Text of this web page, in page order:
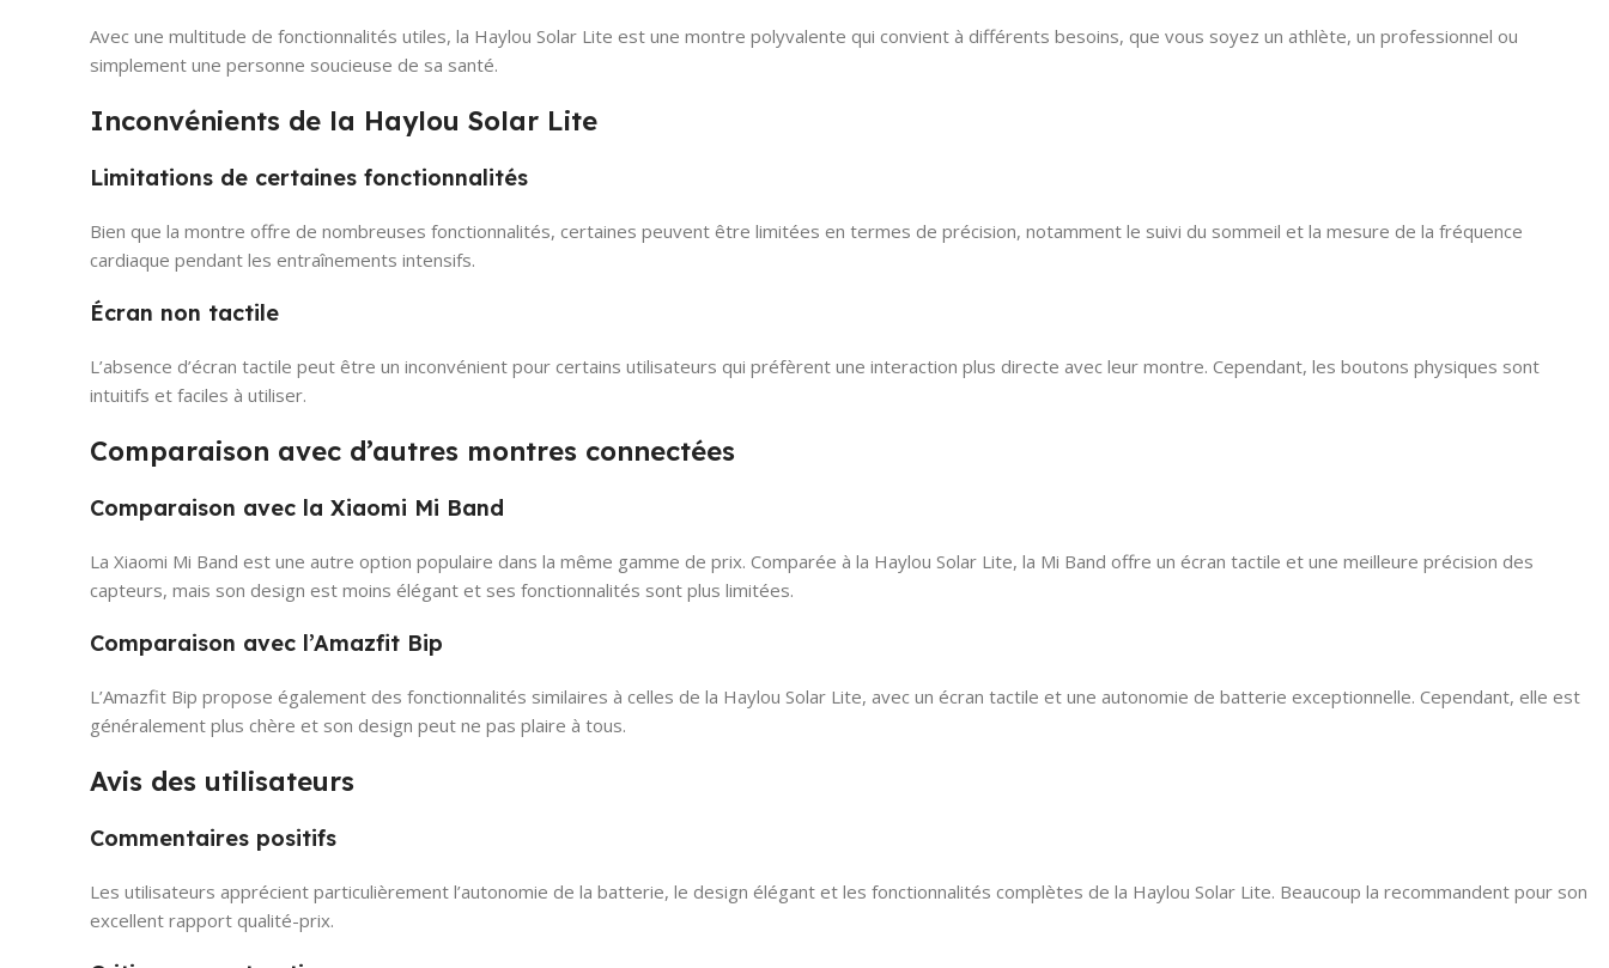
Avec une multitude de fonctionnalités utiles, la Haylou Solar Lite est une montre polyvalente qui convient à différents besoins, que vous soyez un athlète, un professionnel ou
simplement une personne soucieuse de sa santé.
Inconvénients de la Haylou Solar Lite
Limitations de certaines fonctionnalités
Bien que la montre offre de nombreuses fonctionnalités, certaines peuvent être limitées en termes de précision, notamment le suivi du sommeil et la mesure de la fréquence
cardiaque pendant les entraînements intensifs.
Écran non tactile
L’absence d’écran tactile peut être un inconvénient pour certains utilisateurs qui préfèrent une interaction plus directe avec leur montre. Cependant, les boutons physiques sont
intuitifs et faciles à utiliser.
Comparaison avec d’autres montres connectées
Comparaison avec la Xiaomi Mi Band
La Xiaomi Mi Band est une autre option populaire dans la même gamme de prix. Comparée à la Haylou Solar Lite, la Mi Band offre un écran tactile et une meilleure précision des
capteurs, mais son design est moins élégant et ses fonctionnalités sont plus limitées.
Comparaison avec l’Amazfit Bip
L’Amazfit Bip propose également des fonctionnalités similaires à celles de la Haylou Solar Lite, avec un écran tactile et une autonomie de batterie exceptionnelle. Cependant, elle est
généralement plus chère et son design peut ne pas plaire à tous.
Avis des utilisateurs
Commentaires positifs
Les utilisateurs apprécient particulièrement l’autonomie de la batterie, le design élégant et les fonctionnalités complètes de la Haylou Solar Lite. Beaucoup la recommandent pour son
excellent rapport qualité-prix.